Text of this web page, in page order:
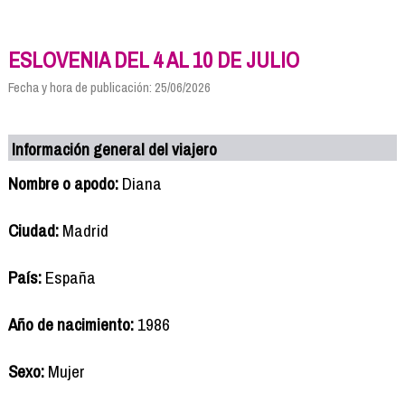
ESLOVENIA DEL 4 AL 10 DE JULIO
Fecha y hora de publicación: 25/06/2026
Información general del viajero
Nombre o apodo:Diana
Ciudad:Madrid
País:España
Año de nacimiento:1986
Sexo:Mujer